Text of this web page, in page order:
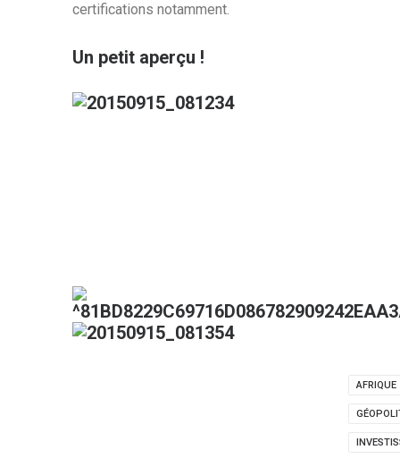
certifications notamment.
Un petit aperçu !
AFRIQUE